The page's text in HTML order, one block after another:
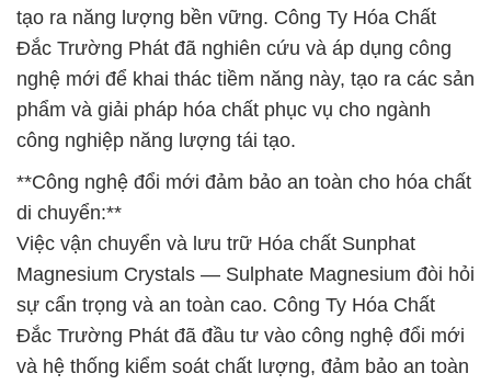
tạo ra năng lượng bền vững. Công Ty Hóa Chất
Đắc Trường Phát đã nghiên cứu và áp dụng công
nghệ mới để khai thác tiềm năng này, tạo ra các sản
phẩm và giải pháp hóa chất phục vụ cho ngành
công nghiệp năng lượng tái tạo.
**Công nghệ đổi mới đảm bảo an toàn cho hóa chất
di chuyển:**
Việc vận chuyển và lưu trữ Hóa chất Sunphat
Magnesium Crystals — Sulphate Magnesium đòi hỏi
sự cẩn trọng và an toàn cao. Công Ty Hóa Chất
Đắc Trường Phát đã đầu tư vào công nghệ đổi mới
và hệ thống kiểm soát chất lượng, đảm bảo an toàn